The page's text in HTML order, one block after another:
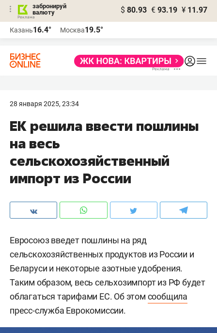
забронируй
валюту
$ 80.93 € 93.19 ¥ 11.97
Казань16.4° Москва19.5°
28 января 2025, 23:34
ЕК решила ввести пошлины
на весь
сельскохозяйственный
импорт из России
Евросоюз введет пошлины на ряд
сельскохозяйственных продуктов из России и
Беларуси и некоторые азотные удобрения.
Таким образом, весь сельхозимпорт из РФ будет
облагаться тарифами ЕС. Об этом сообщила
пресс-служба Еврокомиссии.